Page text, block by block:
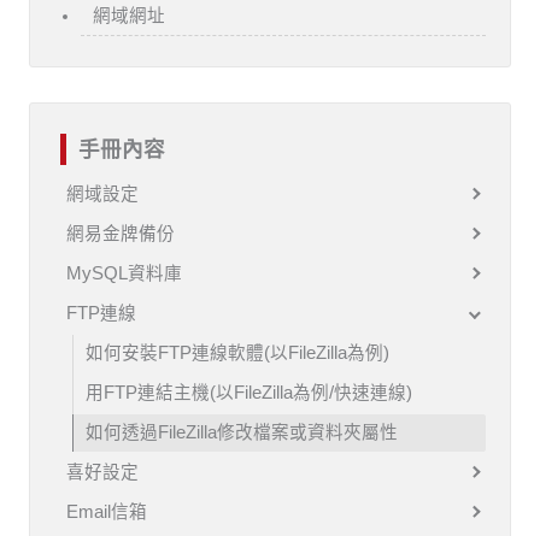
網域網址
手冊內容
網域設定
網易金牌備份
MySQL資料庫
FTP連線
如何安裝FTP連線軟體(以FileZilla為例)
用FTP連結主機(以FileZilla為例/快速連線)
如何透過FileZilla修改檔案或資料夾屬性
喜好設定
Email信箱